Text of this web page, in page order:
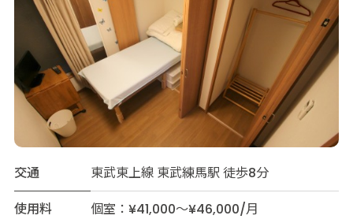
交通
東武東上線 東武練馬駅 徒歩8分
使用料
個室：¥41,000～¥46,000/月